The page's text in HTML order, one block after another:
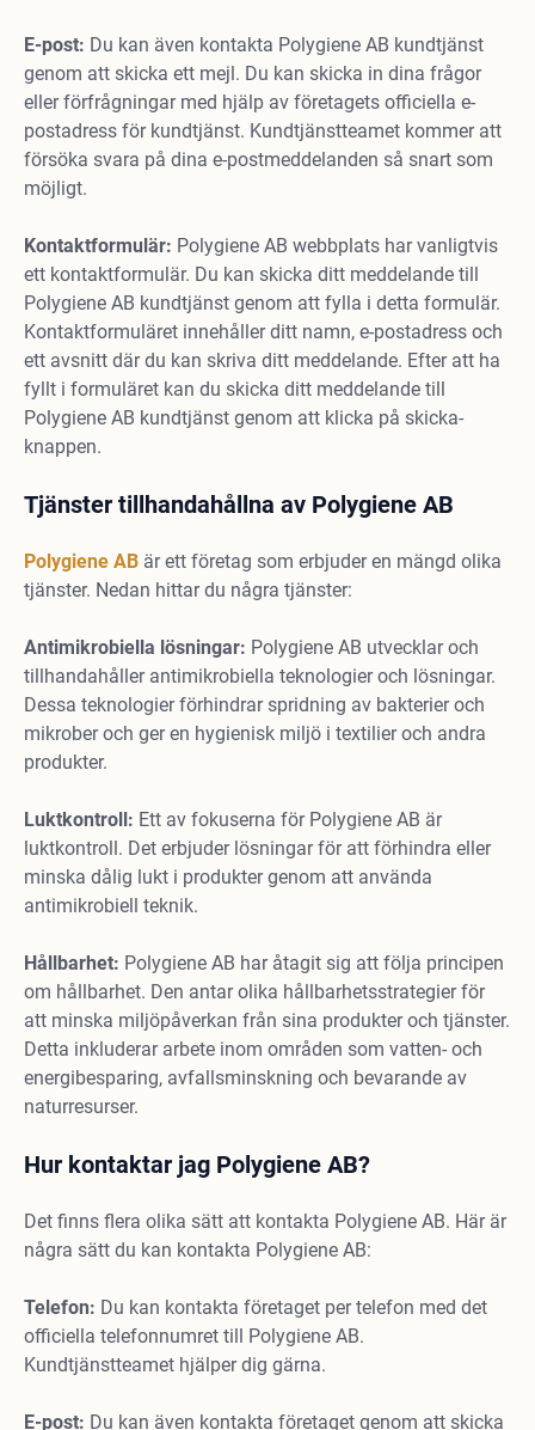
E-post: Du kan även kontakta Polygiene AB kundtjänst
genom att skicka ett mejl. Du kan skicka in dina frågor
eller förfrågningar med hjälp av företagets officiella e-
postadress för kundtjänst. Kundtjänstteamet kommer att
försöka svara på dina e-postmeddelanden så snart som
möjligt.
Kontaktformulär: Polygiene AB webbplats har vanligtvis
ett kontaktformulär. Du kan skicka ditt meddelande till
Polygiene AB kundtjänst genom att fylla i detta formulär.
Kontaktformuläret innehåller ditt namn, e-postadress och
ett avsnitt där du kan skriva ditt meddelande. Efter att ha
fyllt i formuläret kan du skicka ditt meddelande till
Polygiene AB kundtjänst genom att klicka på skicka-
knappen.
Tjänster tillhandahållna av Polygiene AB
Polygiene AB är ett företag som erbjuder en mängd olika
tjänster. Nedan hittar du några tjänster:
Antimikrobiella lösningar: Polygiene AB utvecklar och
tillhandahåller antimikrobiella teknologier och lösningar.
Dessa teknologier förhindrar spridning av bakterier och
mikrober och ger en hygienisk miljö i textilier och andra
produkter.
Luktkontroll: Ett av fokuserna för Polygiene AB är
luktkontroll. Det erbjuder lösningar för att förhindra eller
minska dålig lukt i produkter genom att använda
antimikrobiell teknik.
Hållbarhet: Polygiene AB har åtagit sig att följa principen
om hållbarhet. Den antar olika hållbarhetsstrategier för
att minska miljöpåverkan från sina produkter och tjänster.
Detta inkluderar arbete inom områden som vatten- och
energibesparing, avfallsminskning och bevarande av
naturresurser.
Hur kontaktar jag Polygiene AB?
Det finns flera olika sätt att kontakta Polygiene AB. Här är
några sätt du kan kontakta Polygiene AB:
Telefon: Du kan kontakta företaget per telefon med det
officiella telefonnumret till Polygiene AB.
Kundtjänstteamet hjälper dig gärna.
E-post: Du kan även kontakta företaget genom att skicka